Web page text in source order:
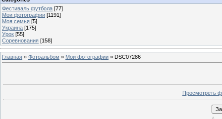
Фестиваль футбола [77]
Мои фотографии [1191]
Моя семья [5]
Украина [175]
Урок [55]
Соревнования [158]
Главная » Фотоальбом » Мои фотографии » DSC07286
Просмотреть